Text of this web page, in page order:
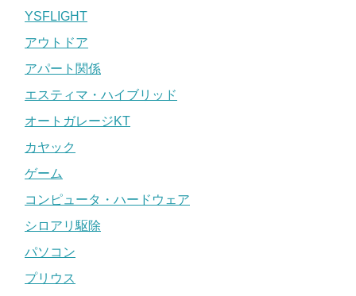
YSFLIGHT
アウトドア
アパート関係
エスティマ・ハイブリッド
オートガレージKT
カヤック
ゲーム
コンピュータ・ハードウェア
シロアリ駆除
パソコン
プリウス